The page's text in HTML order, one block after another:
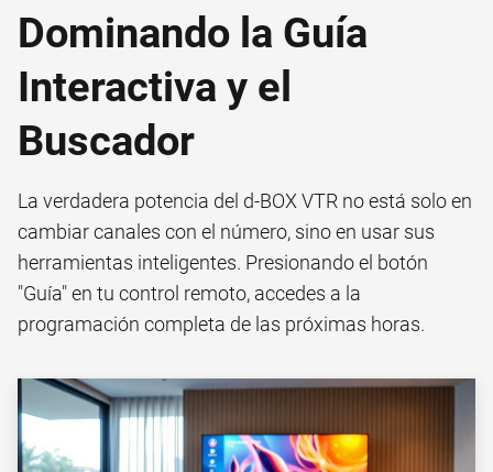
Dominando la Guía
Interactiva y el
Buscador
La verdadera potencia del d-BOX VTR no está solo en
cambiar canales con el número, sino en usar sus
herramientas inteligentes. Presionando el botón
"Guía" en tu control remoto, accedes a la
programación completa de las próximas horas.